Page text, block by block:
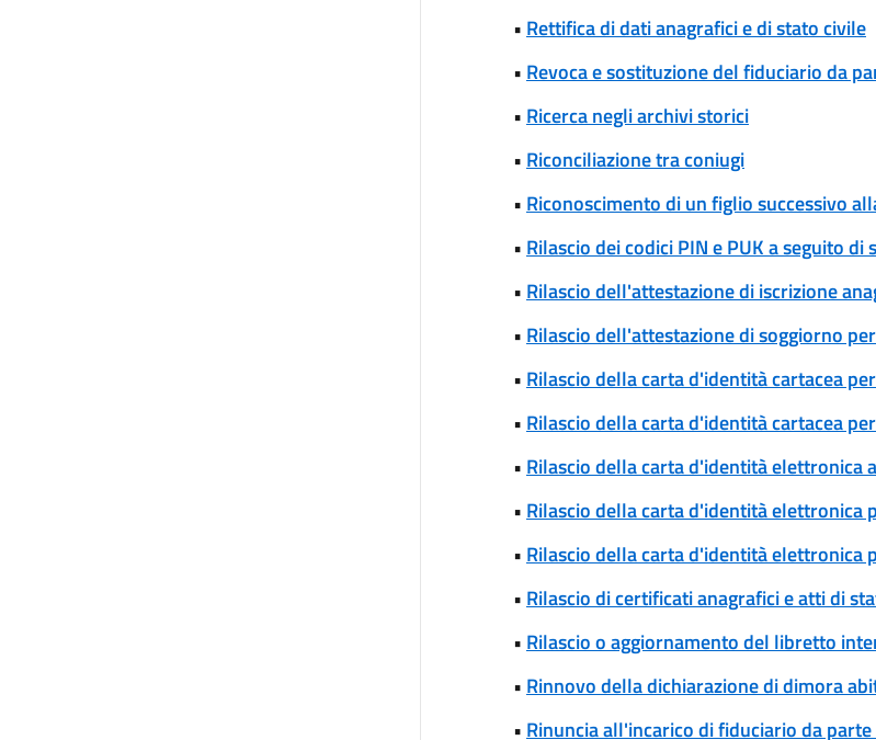
• Rettifica di dati anagrafici e di stato civile
• Revoca e sostituzione del fiduciario da
• Ricerca negli archivi storici
• Riconciliazione tra coniugi
• Riconoscimento di un figlio successivo
• Rilascio dei codici PIN e PUK a seguito
• Rilascio dell'attestazione di iscrizione
• Rilascio dell'attestazione di soggiorno
• Rilascio della carta d'identità cartacea
• Rilascio della carta d'identità cartacea
• Rilascio della carta d'identità elettronica
• Rilascio della carta d'identità elettronica
• Rilascio della carta d'identità elettronica
• Rilascio di certificati anagrafici e atti di
• Rilascio o aggiornamento del libretto
• Rinnovo della dichiarazione di dimora
• Rinuncia all'incarico di fiduciario da